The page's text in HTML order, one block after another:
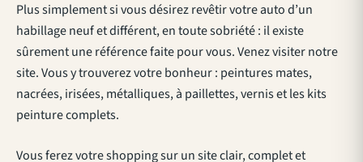
Plus simplement si vous désirez revêtir votre auto d’un
habillage neuf et différent, en toute sobriété : il existe
sûrement une référence faite pour vous. Venez visiter notre
site. Vous y trouverez votre bonheur : peintures mates,
nacrées, irisées, métalliques, à paillettes, vernis et les kits
peinture complets.
Vous ferez votre shopping sur un site clair, complet et